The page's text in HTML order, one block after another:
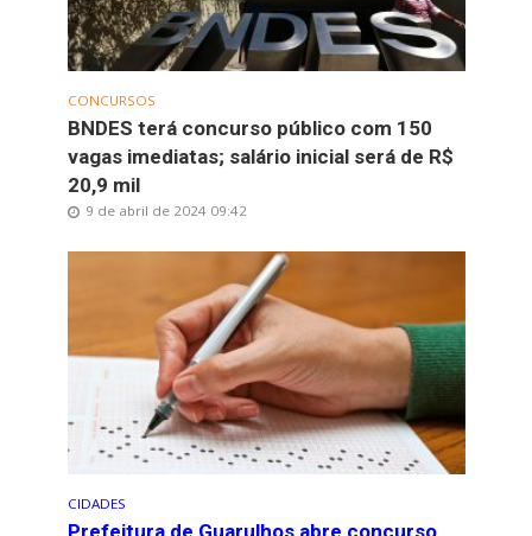
CONCURSOS
BNDES terá concurso público com 150
vagas imediatas; salário inicial será de R$
20,9 mil
9 de abril de 2024 09:42
CIDADES
Prefeitura de Guarulhos abre concurso